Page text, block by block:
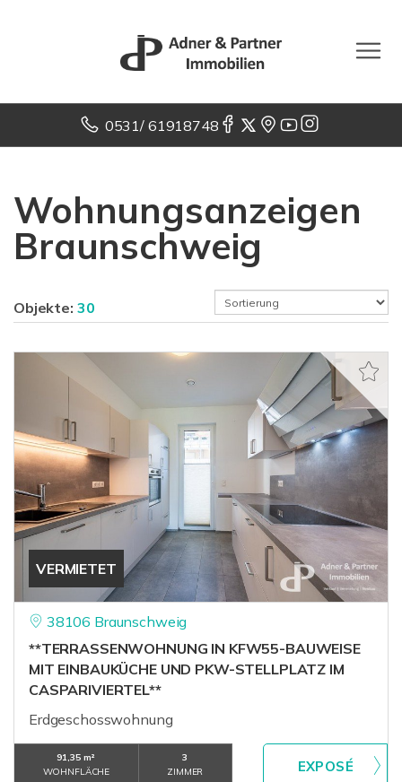
0531/ 61918748
Wohnungsanzeigen
Braunschweig
Objekte: 30
VERMIETET
38106 Braunschweig
**TERRASSENWOHNUNG IN KFW55-BAUWEISE
MIT EINBAUKÜCHE UND PKW-STELLPLATZ IM
CASPARIVIERTEL**
Erdgeschosswohnung
91,35 m²
WOHNFLÄCHE
3
ZIMMER